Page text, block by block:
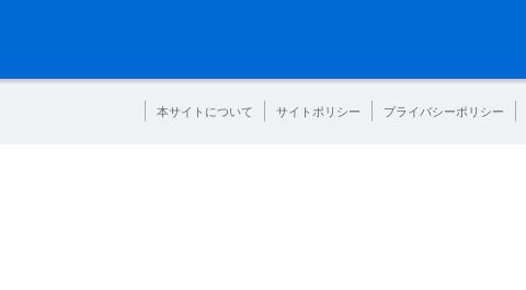
本サイトについて サイトポリシー プライバシーポリシー